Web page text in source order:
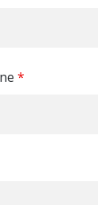
*